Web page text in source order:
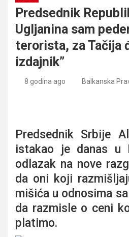
Predsednik
Ugljanina sam
terorista, za Tačija
izdajnik”
8 godina ago Balkanska
Predsednik Srbije
istakao je danas u
odlazak na nove
da oni koji
mišića u odnosima
da razmisle o ceni
platimo.